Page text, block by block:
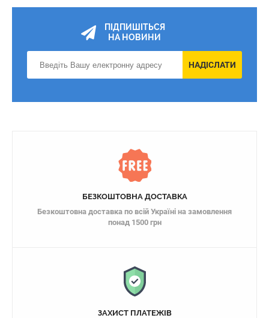
ПІДПИШІТЬСЯ
НА НОВИНИ
НАДІСЛАТИ
БЕЗКОШТОВНА ДОСТАВКА
Безкоштовна доставка по всій Україні на замовлення
понад 1500 грн
ЗАХИСТ ПЛАТЕЖІВ